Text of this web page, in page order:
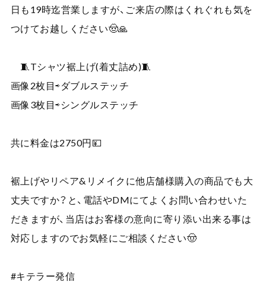
日も19時迄営業しますが、ご来店の際はくれぐれも気を
つけてお越しください🤠🙏
🧵Tシャツ裾上げ(着丈詰め)🧵
画像2枚目⇨ダブルステッチ
画像3枚目⇨シングルステッチ
共に料金は2750円💴
裾上げやリペア&リメイクに他店舗様購入の商品でも大
丈夫ですか？と、電話やDMにてよくお問い合わせいた
だきますが、当店はお客様の意向に寄り添い出来る事は
対応しますのでお気軽にご相談ください🤠
#キテラー発信